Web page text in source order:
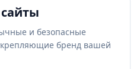
и безопасные
бренд вашей